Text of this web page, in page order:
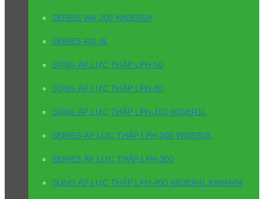
SEREIS WA-200 WIDER2A
SERIES RG-3L
SÚNG ÁP LỰC THẤP LPH-50
SÚNG ÁP LỰC THẤP LPH-80
SÚNG ÁP LỰC THẤP LPH-101 WIDER1L
SERIES ÁP LỰC THẤP LPH-200 WIDER2L
SERIES ÁP LỰC THẤP LPH-300
SÚNG ÁP LỰC THẤP LPH-400 WIDER4L KIWAMI4